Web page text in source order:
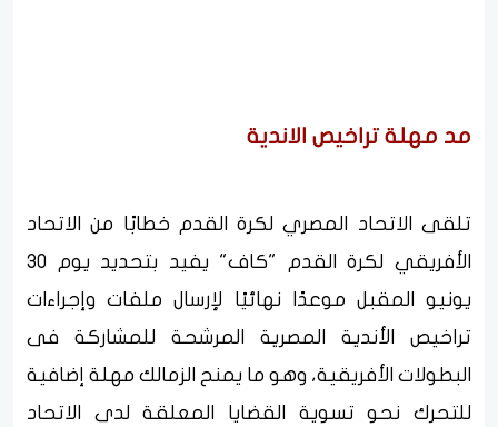
مد مهلة تراخيص الاندية
تلقى الاتحاد المصري لكرة القدم خطابًا من الاتحاد
الأفريقي لكرة القدم "كاف" يفيد بتحديد يوم 30
يونيو المقبل موعدًا نهائيًا لإرسال ملفات وإجراءات
تراخيص الأندية المصرية المرشحة للمشاركة فى
البطولات الأفريقية، وهو ما يمنح الزمالك مهلة إضافية
للتحرك نحو تسوية القضايا المعلقة لدى الاتحاد